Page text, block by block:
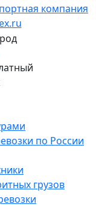
по России
грузов